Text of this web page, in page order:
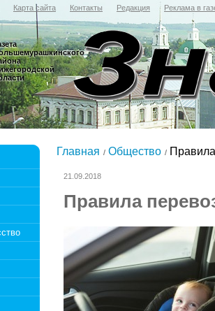
Карта сайта Контакты Редакция Реклама в
Главная Общество
21.09.2018
Правила